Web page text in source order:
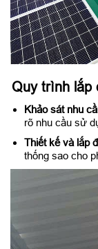
Quy trình lắp
Khảo sát nhu
rõ nhu cầu sử
Thiết kế và lắp
thống sao cho